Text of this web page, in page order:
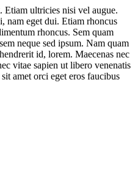
Etiam ultricies nisi vel augue.
nam eget dui. Etiam rhoncus
rhoncus. Sem quam
neque sed ipsum. Nam quam
id, lorem. Maecenas nec
vitae sapien ut libero venenatis
amet orci eget eros faucibus